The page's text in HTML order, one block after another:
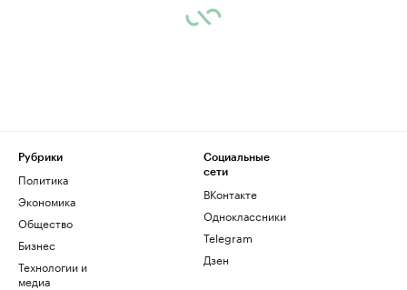
Рубрики
Политика
Экономика
Общество
Бизнес
Технологии и
медиа
Социальные
сети
ВКонтакте
Одноклассники
Telegram
Дзен